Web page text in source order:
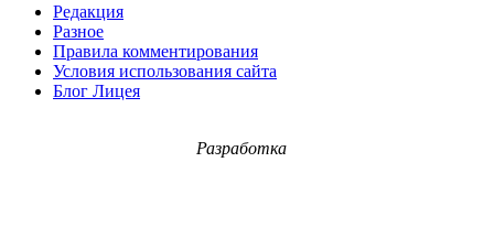
Редакция
Разное
Правила комментирования
Условия использования сайта
Блог Лицея
Разработка